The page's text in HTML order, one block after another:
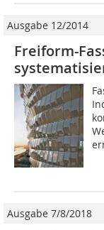
Ausgabe 12/2014
Freiform-
Ausgabe 7/8/2018